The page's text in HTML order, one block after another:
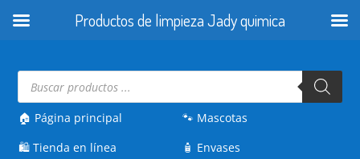
Búsqueda
productos
🏠 Página principal
🛍️Tienda en línea
🐾 Mascotas
🧴 Envases
Productos de limpieza Jady quimica